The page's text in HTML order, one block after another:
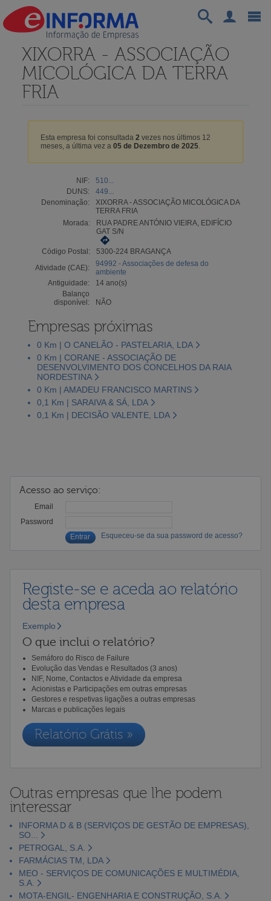
XIXORRA - ASSOCIAÇÃO
MICOLÓGICA DA TERRA
FRIA
Esta empresa foi consultada 2 vezes nos últimos 12
meses, a última vez a 05 de Dezembro de 2025.
NIF:
510...
DUNS:
449...
Denominação:
XIXORRA - ASSOCIAÇÃO MICOLÓGICA DA
TERRA FRIA
Morada:
RUA PADRE ANTÓNIO VIEIRA, EDIFÍCIO
GAT S/N
Código Postal:
5300-224 BRAGANÇA
Atividade (CAE):
94992 - Associações de defesa do
ambiente
Antiguidade:
14 ano(s)
Balanço
disponível:
NÃO
Empresas próximas
0 Km | O CANELÃO - PASTELARIA, LDA
0 Km | CORANE - ASSOCIAÇÃO DE
DESENVOLVIMENTO DOS CONCELHOS DA RAIA
NORDESTINA
0 Km | AMADEU FRANCISCO MARTINS
0,1 Km | SARAIVA & SÁ, LDA
0,1 Km | DECISÃO VALENTE, LDA
Acesso ao serviço:
Email
Password
Esqueceu-se da sua password de acesso?
Registe-se e aceda ao relatório
desta empresa
Exemplo
O que inclui o relatório?
Semáforo do Risco de Failure
Evolução das Vendas e Resultados (3 anos)
NIF, Nome, Contactos e Atividade da empresa
Acionistas e Participações em outras empresas
Gestores e respetivas ligações a outras empresas
Marcas e publicações legais
Relatório Grátis »
Outras empresas que lhe podem
interessar
INFORMA D & B (SERVIÇOS DE GESTÃO DE EMPRESAS),
SO...
PETROGAL, S.A.
FARMÁCIAS TM, LDA
MEO - SERVIÇOS DE COMUNICAÇÕES E MULTIMÉDIA,
S.A.
MOTA-ENGIL- ENGENHARIA E CONSTRUÇÃO, S.A.